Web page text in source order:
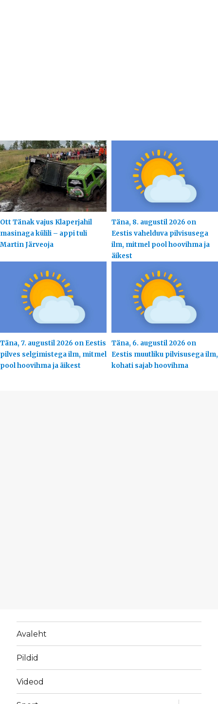
Ott Tänak vajus Klaperjahil
masinaga külili – appi tuli
Martin Järveoja
Täna, 8. augustil 2026 on
Eestis vahelduva pilvisusega
ilm, mitmel pool hoovihma ja
äikest
Täna, 7. augustil 2026 on Eestis
pilves selgimistega ilm, mitmel
pool hoovihma ja äikest
Täna, 6. augustil 2026 on
Eestis muutliku pilvisusega ilm,
kohati sajab hoovihma
Avaleht
Pildid
Videod